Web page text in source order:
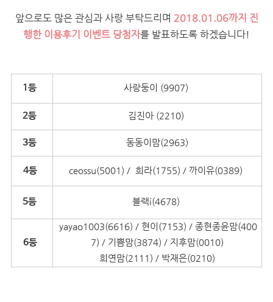
앞으로도 많은 관심과 사랑 부탁드리며 2018.01.06까지 진
행한 이용후기 이벤트 당첨자를 발표하도록 하겠습니다!
1등 사랑둥이 (9907)
2등 김진아 (2210)
3등 동동이맘(2963)
4등 ceossu(5001) / 희라(1755) / 까이유(0389)
5등 블랙i(4678)
6등
yayao1003(6616) / 현이(7153) / 종현종윤맘(400
7) / 기쁨맘(3874) / 지후맘(0010)
희연맘(2111) / 박재은(0210)